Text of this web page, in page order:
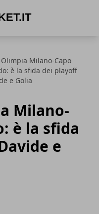
Olimpia Milano-Capo
è la sfida dei playoff
e Golia
Milano-
è la sfida
e